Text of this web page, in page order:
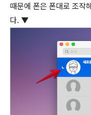
때문에 폰은 폰대로 조작
다. ▼